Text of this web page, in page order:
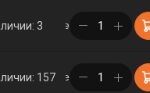
3
в корзине
157
в корзине